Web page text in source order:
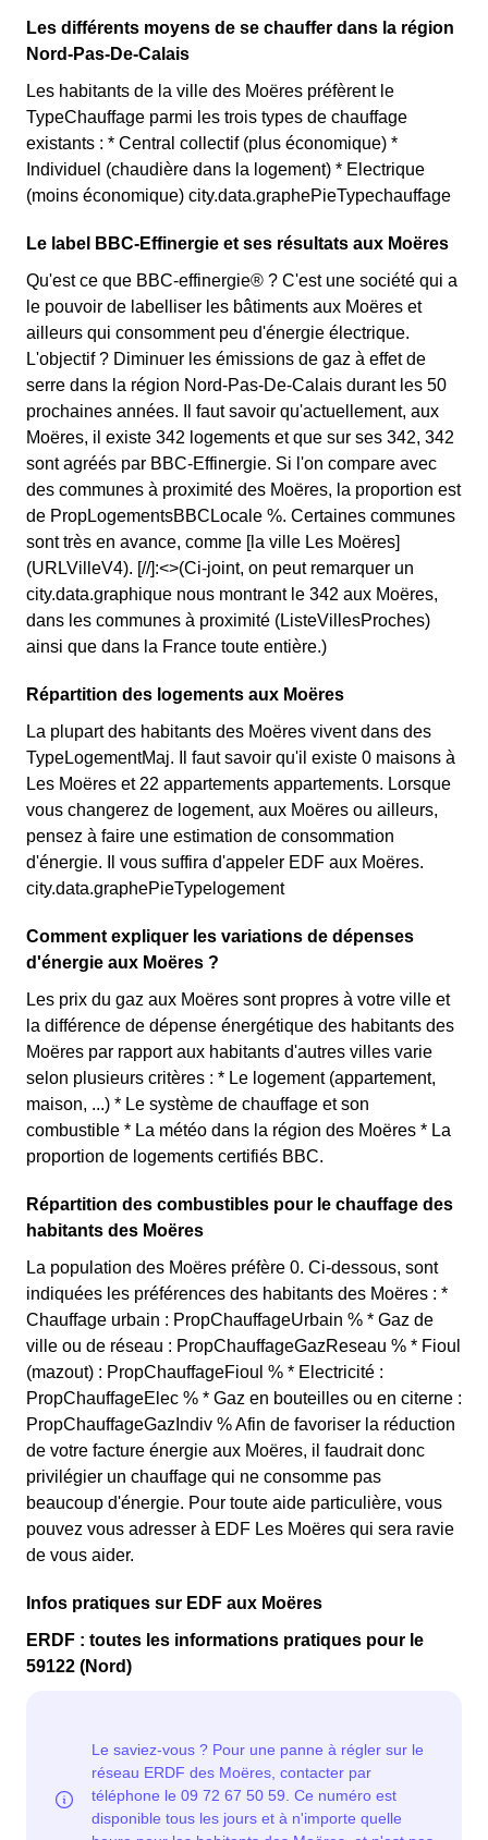
Les différents moyens de se chauffer dans la région
Nord-Pas-De-Calais
Les habitants de la ville des Moëres préfèrent le
TypeChauffage parmi les trois types de chauffage
existants : * Central collectif (plus économique) *
Individuel (chaudière dans la logement) * Electrique
(moins économique) city.data.graphePieTypechauffage
Le label BBC-Effinergie et ses résultats aux Moëres
Qu'est ce que BBC-effinergie® ? C'est une société qui a
le pouvoir de labelliser les bâtiments aux Moëres et
ailleurs qui consomment peu d'énergie électrique.
L'objectif ? Diminuer les émissions de gaz à effet de
serre dans la région Nord-Pas-De-Calais durant les 50
prochaines années. Il faut savoir qu'actuellement, aux
Moëres, il existe 342 logements et que sur ses 342, 342
sont agréés par BBC-Effinergie. Si l'on compare avec
des communes à proximité des Moëres, la proportion est
de PropLogementsBBCLocale %. Certaines communes
sont très en avance, comme [la ville Les Moëres]
(URLVilleV4). [//]:<>(Ci-joint, on peut remarquer un
city.data.graphique nous montrant le 342 aux Moëres,
dans les communes à proximité (ListeVillesProches)
ainsi que dans la France toute entière.)
Répartition des logements aux Moëres
La plupart des habitants des Moëres vivent dans des
TypeLogementMaj. Il faut savoir qu'il existe 0 maisons à
Les Moëres et 22 appartements appartements. Lorsque
vous changerez de logement, aux Moëres ou ailleurs,
pensez à faire une estimation de consommation
d'énergie. Il vous suffira d'appeler EDF aux Moëres.
city.data.graphePieTypelogement
Comment expliquer les variations de dépenses
d'énergie aux Moëres ?
Les prix du gaz aux Moëres sont propres à votre ville et
la différence de dépense énergétique des habitants des
Moëres par rapport aux habitants d'autres villes varie
selon plusieurs critères : * Le logement (appartement,
maison, ...) * Le système de chauffage et son
combustible * La météo dans la région des Moëres * La
proportion de logements certifiés BBC.
Répartition des combustibles pour le chauffage des
habitants des Moëres
La population des Moëres préfère 0. Ci-dessous, sont
indiquées les préférences des habitants des Moëres : *
Chauffage urbain : PropChauffageUrbain % * Gaz de
ville ou de réseau : PropChauffageGazReseau % * Fioul
(mazout) : PropChauffageFioul % * Electricité :
PropChauffageElec % * Gaz en bouteilles ou en citerne :
PropChauffageGazIndiv % Afin de favoriser la réduction
de votre facture énergie aux Moëres, il faudrait donc
privilégier un chauffage qui ne consomme pas
beaucoup d'énergie. Pour toute aide particulière, vous
pouvez vous adresser à EDF Les Moëres qui sera ravie
de vous aider.
Infos pratiques sur EDF aux Moëres
ERDF : toutes les informations pratiques pour le
59122 (Nord)